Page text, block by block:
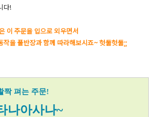
다!
이 주문을 입으로 외우면서
작을 풀반장과 함께 따라해보시죠~ 헛둘헛둘;;
짝 펴는 주문!
나아사나~